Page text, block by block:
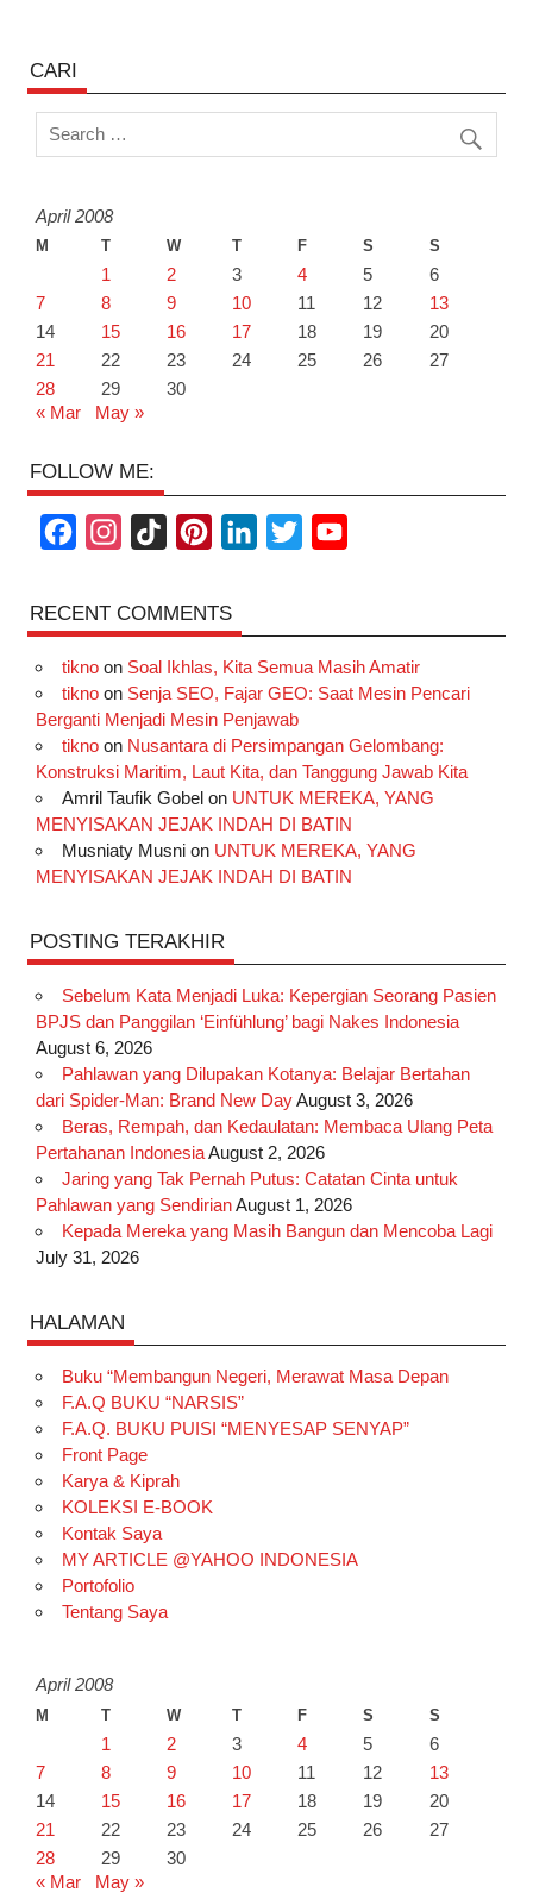
CARI
April 2008
M T W T F S S
1 2 3 4 5
6
7
8 9 10 11 12
13
14
15 16 17 18 19
20
21
22 23 24 25 26
27
28
29
30
« Mar
May »
FOLLOW ME:
c
e
b
o
k
s
t
a
r
a
m
k
T
o
k
n
t
e
e
s
k
e
I
n
t
t
r
T
u
e
RECENT COMMENTS
tiknoon Soal Ikhlas, Kita Semua Masih Amatir
tiknoon Senja SEO, Fajar GEO: Saat Mesin Pencari
Berganti Menjadi Mesin Penjawab
tiknoon Nusantara di Persimpangan Gelombang:
Konstruksi Maritim, Laut Kita, dan Tanggung Jawab Kita
Amril Taufik Gobelon UNTUK MEREKA, YANG
MENYISAKAN JEJAK INDAH DI BATIN
Musniaty Musnion UNTUK MEREKA, YANG
MENYISAKAN JEJAK INDAH DI BATIN
POSTING TERAKHIR
Sebelum Kata Menjadi Luka: Kepergian Seorang Pasien
BPJS dan Panggilan ‘Einfühlung’ bagi Nakes Indonesia
August 6, 2026
Pahlawan yang Dilupakan Kotanya: Belajar Bertahan
dari Spider-Man: Brand New DayAugust 3, 2026
Beras, Rempah, dan Kedaulatan: Membaca Ulang Peta
Pertahanan IndonesiaAugust 2, 2026
Jaring yang Tak Pernah Putus: Catatan Cinta untuk
Pahlawan yang SendirianAugust 1, 2026
Kepada Mereka yang Masih Bangun dan Mencoba Lagi
July 31, 2026
HALAMAN
Buku “Membangun Negeri, Merawat Masa Depan
F.A.Q BUKU “NARSIS”
F.A.Q. BUKU PUISI “MENYESAP SENYAP”
Front Page
Karya & Kiprah
KOLEKSI E-BOOK
Kontak Saya
MY ARTICLE @YAHOO INDONESIA
Portofolio
Tentang Saya
April 2008
M T W T F S S
1 2 3 4 5
6
7
8 9 10 11 12
13
14
15 16 17 18 19
20
21
22 23 24 25 26
27
28
29
30
« Mar
May »